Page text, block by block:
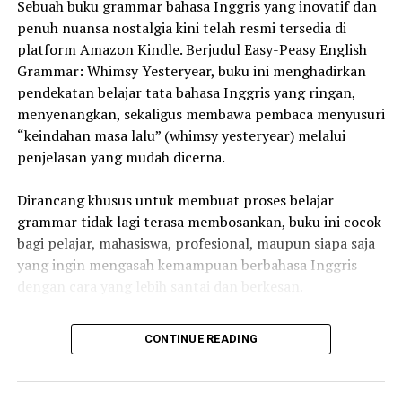
bumi sebagai ruang aman di mana setiap individu dapat
bermain dengan penuh daya, menyuarakan suaranya
dengan bebas, dan mengekspresikan bakat unik masing-
masing,” ujar Mrs. Dillah fasilitator dari Sekolah Ceria.
Kegiatan ini diharapkan dapat menumbuhkan kesadaran
sejak dini bahwa keberhasilan sejati bukanlah sesuatu
yang harus dicapai di luar sana, melainkan terletak pada
bertanggung jawab terhadap lingkungan sekitar.
Sekolah Ceria Timoho merupakan bagian dari Ceria
School yang berlokasi di Jl. Polisi Istimewa No. 2, Baciro,
mengutamakan kreativitas, permainan, dan
pembentukan karakter peduli lingkungan.
Sebuah buku grammar bahasa Inggris yang inovatif dan
penuh nuansa nostalgia kini telah resmi tersedia di
platform Amazon Kindle. Berjudul Easy-Peasy English
Grammar: Whimsy Yesteryear, buku ini menghadirkan
pendekatan belajar tata bahasa Inggris yang ringan,
menyenangkan, sekaligus membawa pembaca menyusuri
“keindahan masa lalu” (whimsy yesteryear) melalui
penjelasan yang mudah dicerna.
Dirancang khusus untuk membuat proses belajar
grammar tidak lagi terasa membosankan, buku ini cocok
bagi pelajar, mahasiswa, profesional, maupun siapa saja
yang ingin mengasah kemampuan berbahasa Inggris
Penulis buku ini berhasil menyajikan materi grammar
secara “easy-peasy” – sangat mudah – tanpa
CONTINUE READING